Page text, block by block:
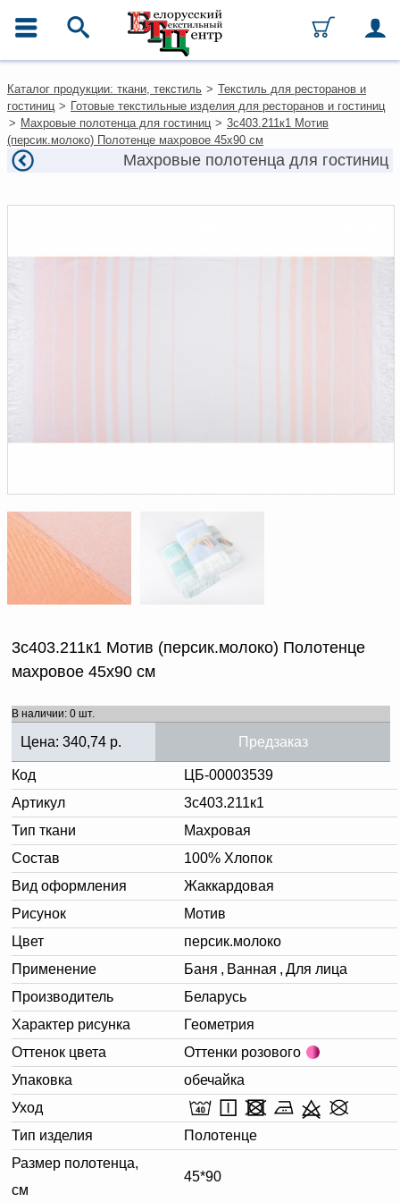
Каталог
Ткани
Домашний текстиль
Одежда
Ковры
гостиниц
Документы по работе с
Вопросы и ответы
Новости | Статьи
Каталог продукции: ткани, текстиль > Текстиль для ресторанов и
гостиниц > Готовые текстильные изделия для ресторанов и гостиниц
> Махровые полотенца для гостиниц > 3с403.211к1 Мотив
(персик.молоко) Полотенце махровое 45х90 см
Махровые полотенца для гостиниц
3с403.211к1 Мотив (персик.молоко) Полотенце
махровое 45х90 см
В наличии: 0 шт.
Цена: 340,74 р. Предзаказ
Код
ЦБ-00003539
Артикул
3с403.211к1
Тип ткани
Махровая
Состав
100% Хлопок
Вид оформления
Жаккардовая
Рисунок
Мотив
Цвет
персик.молоко
Применение
Баня , Ванная , Для лица
Производитель
Беларусь
Характер рисунка
Геометрия
Оттенок цвета
Оттенки розового
Упаковка
обечайка
Уход
Тип изделия
Полотенце
Размер полотенца,
см
45*90